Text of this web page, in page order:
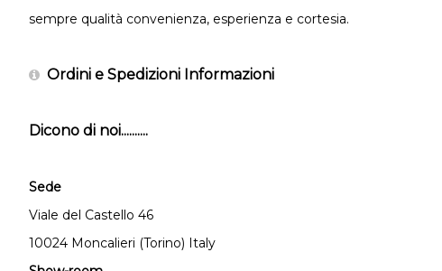
sempre qualità convenienza, esperienza e cortesia.
Ordini e Spedizioni Informazioni
Dicono di noi..........
Sede
Viale del Castello 46
10024 Moncalieri (Torino) Italy